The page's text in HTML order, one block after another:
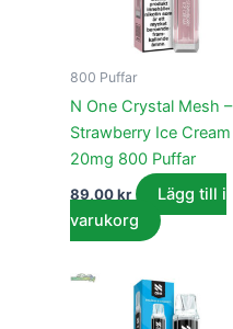
800 Puffar
N One Crystal Mesh –
Strawberry Ice Cream
20mg 800 Puffar
89,00kr
Lägg till i
varukorg